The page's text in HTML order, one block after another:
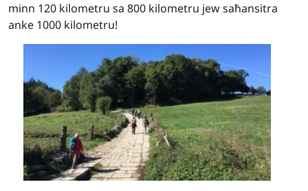
minn 120 kilometru sa 800 kilometru jew saħansitra
anke 1000 kilometru!